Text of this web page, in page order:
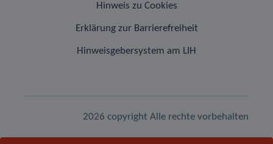
Hinweis zu Cookies
Erklärung zur Barrierefreiheit
Hinweisgebersystem am LIH
2026 copyright Alle rechte vorbehalten